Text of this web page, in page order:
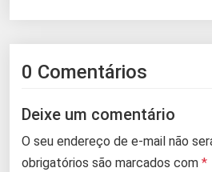
0 Comentários
Deixe um comentário
O seu endereço de e-mail não
obrigatórios são marcados com *